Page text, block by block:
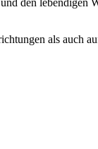
den
als auch